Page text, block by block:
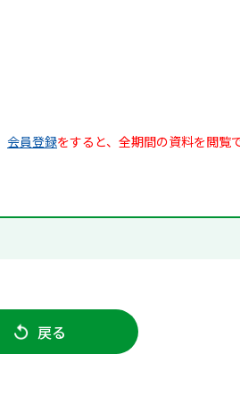
会員登録をすると、全期間の資料を閲覧
戻る